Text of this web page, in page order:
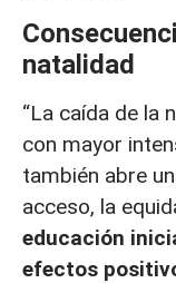
natalidad
“La caída de la
con mayor
también abre
acceso, la
educación
efectos